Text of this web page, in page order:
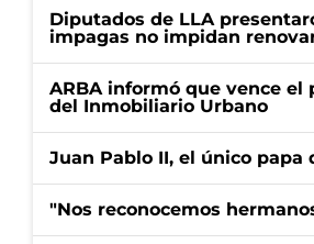
Diputados de LLA
impagas no impidan
ARBA informó que vence el
del Inmobiliario Urbano
Juan Pablo II, el único
"Nos reconocemos